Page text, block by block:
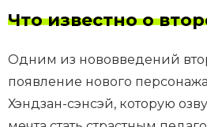
Что известно о
Одним из нововведений
появление нового
Хэндзан-сэнсэй, которую